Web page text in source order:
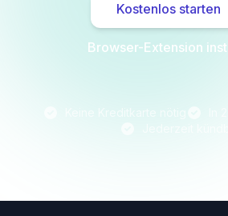
Kostenlos starten
Browser-Extension